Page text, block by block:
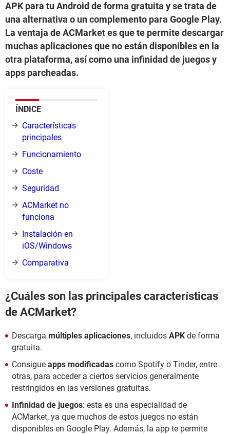
APK para tu Android de forma gratuita y se trata de
una alternativa o un complemento para Google Play.
La ventaja de ACMarket es que te permite descargar
muchas aplicaciones que no están disponibles en la
otra plataforma, así como una infinidad de juegos y
apps parcheadas.
ÍNDICE
Características
principales
Funcionamiento
Coste
Seguridad
ACMarket no
funciona
Instalación en
iOS/Windows
Comparativa
¿Cuáles son las principales características
de ACMarket?
Descarga múltiples aplicaciones, incluidos APK de forma
gratuita.
Consigue apps modificadas como Spotify o Tinder, entre
otras, para acceder a ciertos servicios generalmente
restringidos en las versiones gratuitas.
Infinidad de juegos: esta es una especialidad de
ACMarket, ya que muchos de estos juegos no están
disponibles en Google Play. Además, la app te permite